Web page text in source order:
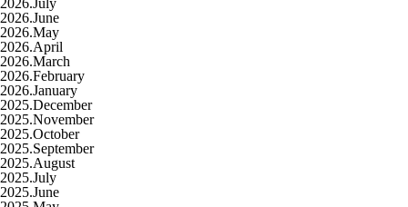
2026.July
2026.June
2026.May
2026.April
2026.March
2026.February
2026.January
2025.December
2025.November
2025.October
2025.September
2025.August
2025.July
2025.June